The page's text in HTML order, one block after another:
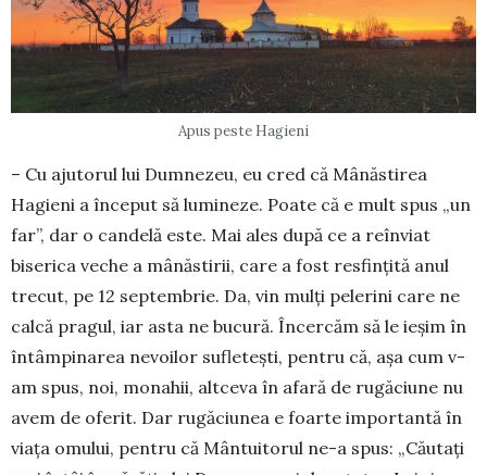
Apus peste Hagieni
– Cu ajutorul lui Dumnezeu, eu cred că Mâ­năstirea
Hagieni a început să lumineze. Poate că e mult spus „un
far”, dar o candelă este. Mai ales după ce a reînviat
biserica veche a mânăstirii, care a fost resfințită anul
trecut, pe 12 septembrie. Da, vin mulți pelerini care ne
calcă pragul, iar asta ne bucură. Încercăm să le ieșim în
întâmpinarea ne­voilor sufletești, pentru că, așa cum v-
am spus, noi, mona­hii, altceva în afară de rugăciune nu
avem de oferit. Dar rugăciunea e foarte importantă în
viața omului, pentru că Mântui­torul ne-a spus: „Căutaţi